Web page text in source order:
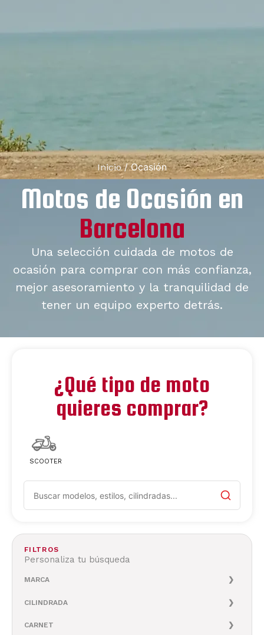
Inicio/ Ocasión
Motos de Ocasión en
Barcelona
Una selección cuidada de motos de
ocasión para comprar con más confianza,
mejor asesoramiento y la tranquilidad de
tener un equipo experto detrás.
¿Qué tipo de moto
quieres comprar?
SCOOTER
FILTROS
Personaliza tu búsqueda
MARCA
CILINDRADA
CARNET